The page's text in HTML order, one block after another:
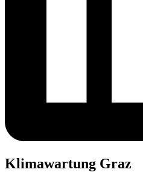
Klimawartung Graz